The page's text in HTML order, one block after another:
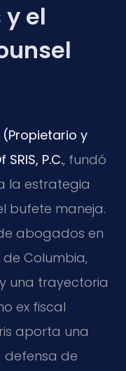
y el
(Propietario y
P.C., fundó
la estrategia
bufete maneja.
abogados en
de Columbia,
y una trayectoria
ex fiscal
aporta una
de